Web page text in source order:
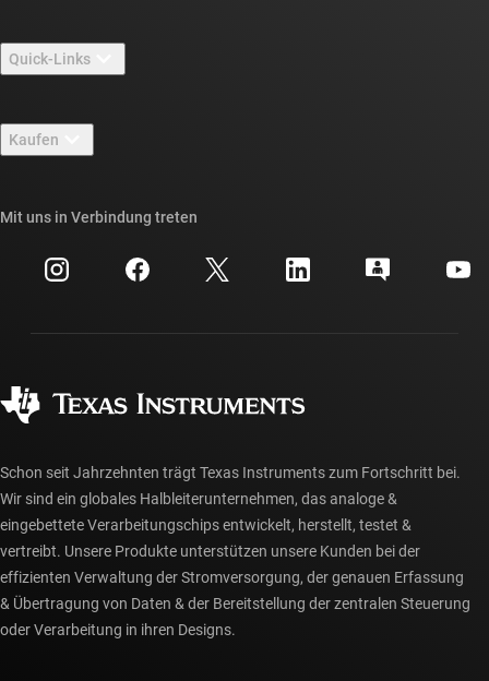
Stellenangebote
Newsroom
Veranstaltungen
Investorenbeziehungen
Quick-Links
TI E2E™-Design-Support-Foren
Querverweis-Suche
Kundensupportzentrum
myTI-Konto FAQs
Kaufen
Häufig gestellte Fragen zu Bestellungen
Mit uns in Verbindung treten
Schon seit Jahrzehnten trägt Texas Instruments zum Fortschritt bei.
Wir sind ein globales Halbleiterunternehmen, das analoge &
eingebettete Verarbeitungschips entwickelt, herstellt, testet &
vertreibt. Unsere Produkte unterstützen unsere Kunden bei der
effizienten Verwaltung der Stromversorgung, der genauen Erfassung
& Übertragung von Daten & der Bereitstellung der zentralen Steuerung
oder Verarbeitung in ihren Designs.